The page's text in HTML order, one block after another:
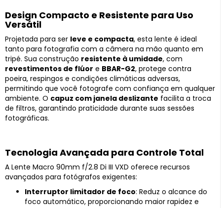
Design Compacto e Resistente para Uso
Versátil
Projetada para ser leve e compacta, esta lente é ideal
tanto para fotografia com a câmera na mão quanto em
tripé. Sua construção resistente à umidade, com
revestimentos de flúor e BBAR-G2, protege contra
poeira, respingos e condições climáticas adversas,
permitindo que você fotografe com confiança em qualquer
ambiente. O capuz com janela deslizante facilita a troca
de filtros, garantindo praticidade durante suas sessões
fotográficas.
Tecnologia Avançada para Controle Total
A Lente Macro 90mm f/2.8 Di III VXD oferece recursos
avançados para fotógrafos exigentes:
Interruptor limitador de foco: Reduz o alcance do
foco automático, proporcionando maior rapidez e